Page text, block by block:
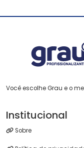
Você escolhe Grau e o
Institucional
Sobre